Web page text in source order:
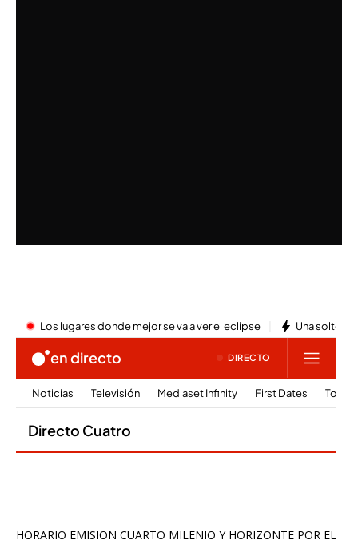
HORARIO EMISION CUARTO MILENIO Y HORIZONTE POR EL